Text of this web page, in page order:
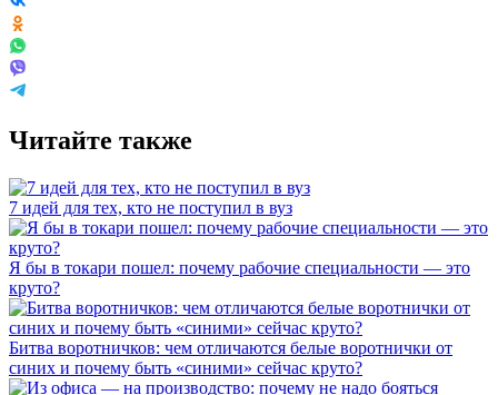
Читайте также
7 идей для тех, кто не поступил в вуз
Я бы в токари пошел: почему рабочие специальности — это
круто?
Битва воротничков: чем отличаются белые воротнички от
синих и почему быть «синими» сейчас круто?